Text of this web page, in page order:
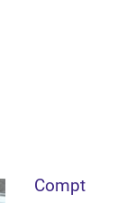
Compt